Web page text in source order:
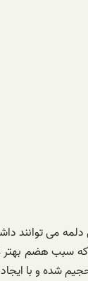
می توانند
که سبب هضم
حجیم شده و با